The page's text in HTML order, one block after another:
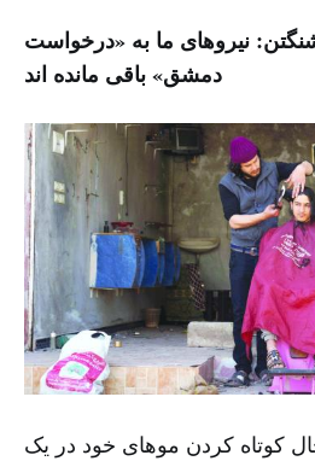
نیروهای ما به «درخواست
دمشق» باقی مانده اند
کوتاه کردن موهای خود در یک